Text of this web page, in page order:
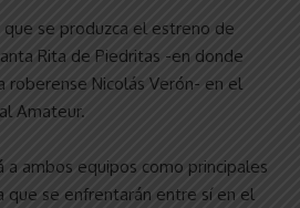
que se produzca el estreno de
Rita de Piedritas -en donde
roberense Nicolás Verón- en el
Amateur.
a ambos equipos como principales
que se enfrentarán entre sí en el